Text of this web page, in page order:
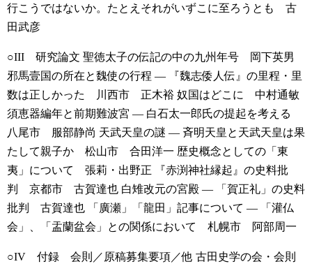
行こうではないか。たとえそれがいずこに至ろうとも 古
田武彦
○III 研究論文 聖徳太子の伝記の中の九州年号 岡下英男
邪馬壹国の所在と魏使の行程 — 『魏志倭人伝』の里程・里
数は正しかった 川西市 正木裕 奴国はどこに 中村通敏
須恵器編年と前期難波宮 — 白石太一郎氏の提起を考える
八尾市 服部静尚 天武天皇の謎 — 斉明天皇と天武天皇は果
たして親子か 松山市 合田洋一 歴史概念としての「東
夷」について 張莉・出野正 『赤渕神社縁起』の史料批
判 京都市 古賀達也 白雉改元の宮殿 — 「賀正礼」の史料
批判 古賀達也 「廣瀬」「龍田」記事について — 「灌仏
会」、「盂蘭盆会」との関係において 札幌市 阿部周一
○IV 付録 会則／原稿募集要項／他 古田史学の会・会則